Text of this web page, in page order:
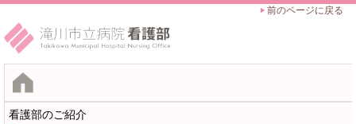
前のページに戻る
看護部のご紹介